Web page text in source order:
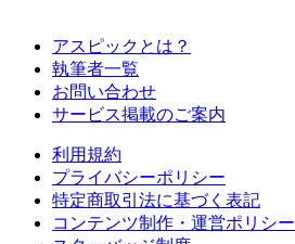
アスピックとは？
執筆者一覧
お問い合わせ
サービス掲載のご案内
利用規約
プライバシーポリシー
特定商取引法に基づく表記
コンテンツ制作・運営ポリシー